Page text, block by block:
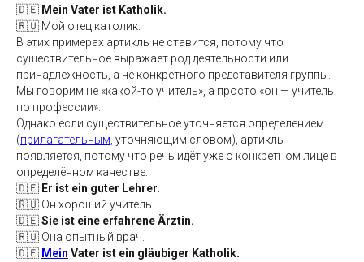
🇩🇪 Mein Vater ist Katholik.
🇷🇺 Мой отец католик.
В этих примерах артикль не ставится, потому что
существительное выражает род деятельности или
принадлежность, а не конкретного представителя группы.
Мы говорим не «какой-то учитель», а просто «он — учитель
по профессии».
Однако если существительное уточняется определением
(прилагательным , уточняющим словом), артикль
появляется, потому что речь идёт уже о конкретном лице в
определённом качестве:
🇩🇪 Er ist ein guter Lehrer.
🇷🇺 Он хороший учитель.
🇩🇪Sie ist eine erfahrene Ärztin.
🇷🇺 Она опытный врач.
🇩🇪 Mein Vater ist ein gläubiger Katholik.